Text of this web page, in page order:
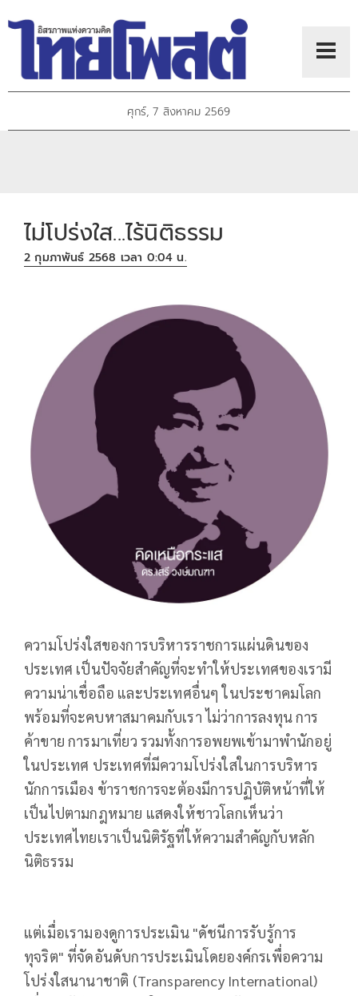
ศุกร์, 7 สิงหาคม 2569
ไม่โปร่งใส...ไร้นิติธรรม
2 กุมภาพันธ์ 2568 เวลา 0:04 น.
ความโปร่งใสของการบริหารราชการแผ่นดินของ
ประเทศ เป็นปัจจัยสำคัญที่จะทำให้ประเทศของเรามี
ความน่าเชื่อถือ และประเทศอื่นๆ ในประชาคมโลก
พร้อมที่จะคบหาสมาคมกับเรา ไม่ว่าการลงทุน การ
ค้าขาย การมาเที่ยว รวมทั้งการอพยพเข้ามาพำนักอยู่
ในประเทศ ประเทศที่มีความโปร่งใสในการบริหาร
นักการเมือง ข้าราชการจะต้องมีการปฏิบัติหน้าที่ให้
เป็นไปตามกฎหมาย แสดงให้ชาวโลกเห็นว่า
ประเทศไทยเราเป็นนิติรัฐที่ให้ความสำคัญกับหลัก
นิติธรรม
แต่เมื่อเรามองดูการประเมิน "ดัชนีการรับรู้การ
ทุจริต" ที่จัดอันดับการประเมินโดยองค์กรเพื่อความ
โปร่งใสนานาชาติ (Transparency International)